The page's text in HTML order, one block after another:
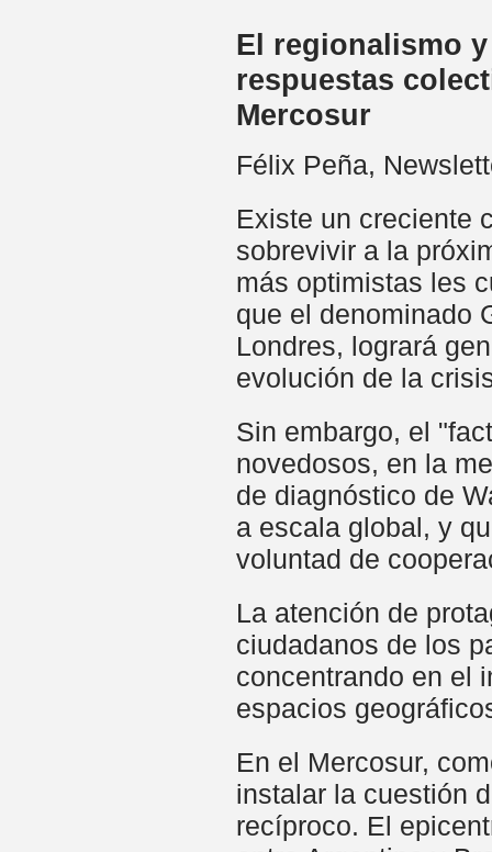
El regionalismo
respuestas
Mercosur
Félix Peña,
Existe un creciente
sobrevivir a la
más optimistas les
que el denominado
Londres, logrará
evolución de la
Sin embargo, el
novedosos, en la
de diagnóstico de
a escala global, y
voluntad de
La atención de
ciudadanos de los
concentrando en el
espacios
En el Mercosur,
instalar la cuestión
recíproco. El